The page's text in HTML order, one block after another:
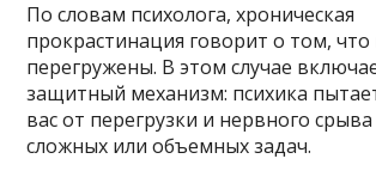
По словам психолога, хроническая
прокрастинация говорит о том,
перегружены. В этом случае
защитный механизм: психика
вас от перегрузки и нервного
сложных или объемных задач.